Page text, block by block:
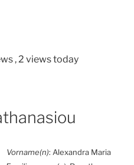
, 2 views today
Vorname(n): Alex­an­dra Maria